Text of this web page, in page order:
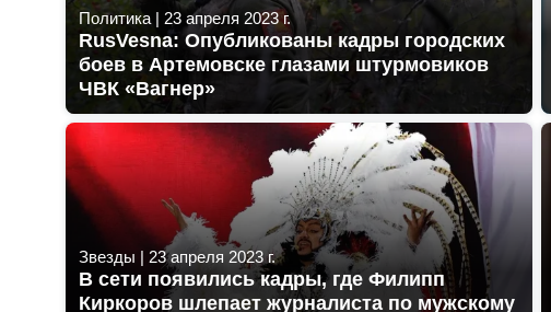
Политика | 23 апреля 2023 г.
RusVesna: Опубликованы кадры городских
боев в Артемовске глазами штурмовиков
ЧВК «Вагнер»
Звезды | 23 апреля 2023 г.
В сети появились кадры, где Филипп
Киркоров шлепает журналиста по мужскому